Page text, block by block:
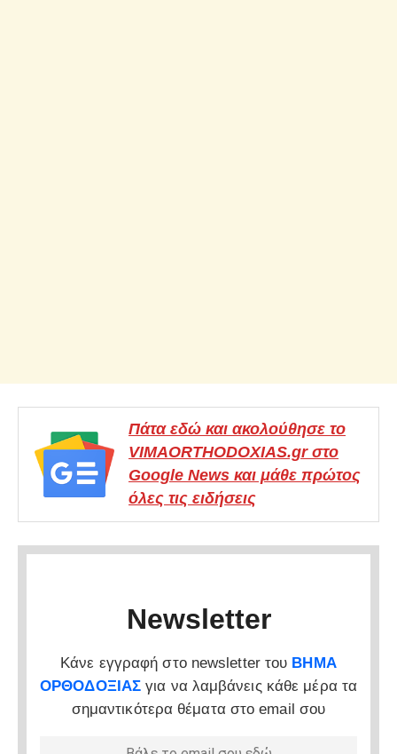
Πάτα εδώ και ακολούθησε το
VIMAORTHODOXIAS.gr στο
Google News και μάθε πρώτος
όλες τις ειδήσεις
Newsletter
Κάνε εγγραφή στο newsletter του ΒΗΜΑ
ΟΡΘΟΔΟΞΙΑΣ για να λαμβάνεις κάθε μέρα τα
σημαντικότερα θέματα στο email σου